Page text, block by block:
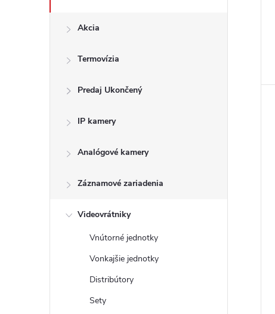
Akcia
Termovízia
Predaj Ukončený
IP kamery
Analógové kamery
Záznamové zariadenia
Videovrátniky
Vnútorné jednotky
Vonkajšie jednotky
Distribútory
Sety
d
o